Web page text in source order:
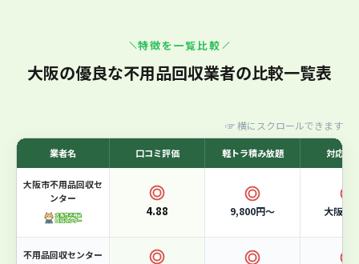
7位：エコクリーンテック
特徴を一覧比較
大阪の優良な不用品回収業者の比較一覧表
☞横にスクロールできます
業者名 口コミ評価 軽トラ積み放題 対応エ
大阪市不用品回収セ
ンター
4.88 9,800円〜 大阪市
不用品回収センター